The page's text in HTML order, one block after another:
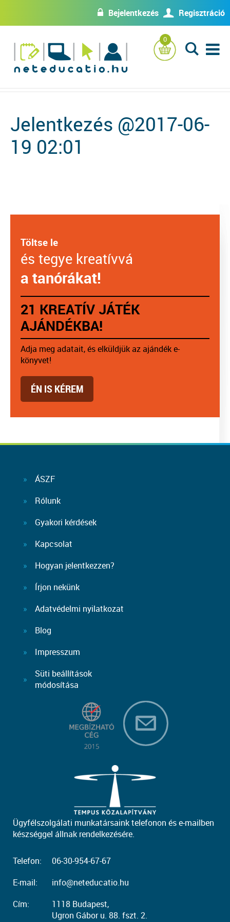
w Bejelentkezés U Regisztráció
0
L
Jelentkezés @2017-06-
19 02:01
Töltse le
és tegye kreatívvá
a tanórákat!
21 KREATÍV JÁTÉK
AJÁNDÉKBA!
Adja meg adatait, és elküldjük az ajándék e-
könyvet!
ÉN IS KÉREM
ÁSZF
Rólunk
Gyakori kérdések
Kapcsolat
Hogyan jelentkezzen?
Írjon nekünk
Adatvédelmi nyilatkozat
Blog
Impresszum
Süti beállítások
módosítása
Ügyfélszolgálati munkatársaink telefonon és e-mailben
készséggel állnak rendelkezésére.
Telefon:
06-30-954-67-67
E-mail:
info@neteducatio.hu
Cím:
1118 Budapest,
Ugron Gábor u. 88. fszt. 2.